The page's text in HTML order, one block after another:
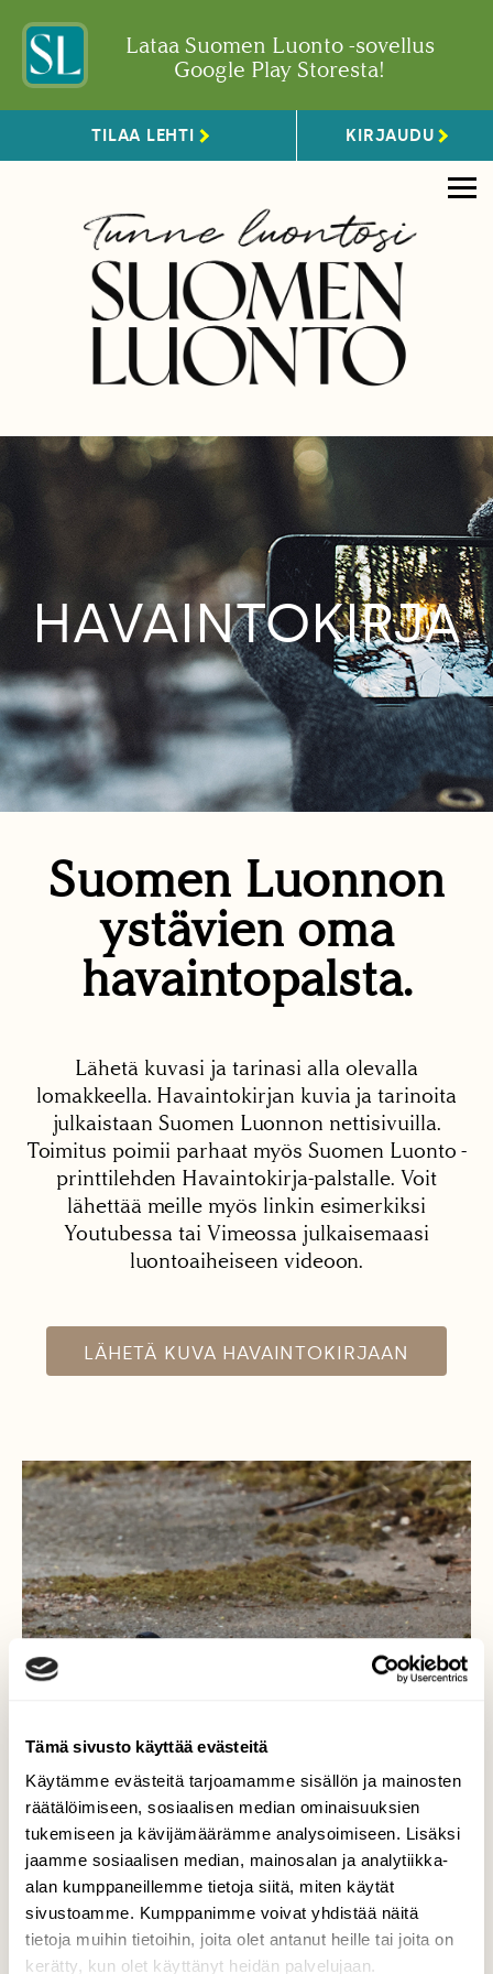
Tämä sivusto käyttää evästeitä
Käytämme evästeitä tarjoamamme sisällön ja mainosten
räätälöimiseen, sosiaalisen median ominaisuuksien
tukemiseen ja kävijämäärämme analysoimiseen. Lisäksi
jaamme sosiaalisen median, mainosalan ja analytiikka-
alan kumppaneillemme tietoja siitä, miten käytät
sivustoamme. Kumppanimme voivat yhdistää näitä
tietoja muihin tietoihin, joita olet antanut heille tai joita on
kerätty, kun olet käyttänyt heidän palvelujaan.
Lataa Suomen Luonto -sovellus
Google Play Storesta!
TILAA LEHTI KIRJAUDU
HAVAINTOKIRJA
Suomen Luonnon
ystävien oma
havaintopalsta.
Lähetä kuvasi ja tarinasi alla olevalla
lomakkeella. Havaintokirjan kuvia ja tarinoita
julkaistaan Suomen Luonnon nettisivuilla.
Toimitus poimii parhaat myös Suomen Luonto -
printtilehden Havaintokirja-palstalle. Voit
lähettää meille myös linkin esimerkiksi
Youtubessa tai Vimeossa julkaisemaasi
luontoaiheiseen videoon.
LÄHETÄ KUVA HAVAINTOKIRJAAN